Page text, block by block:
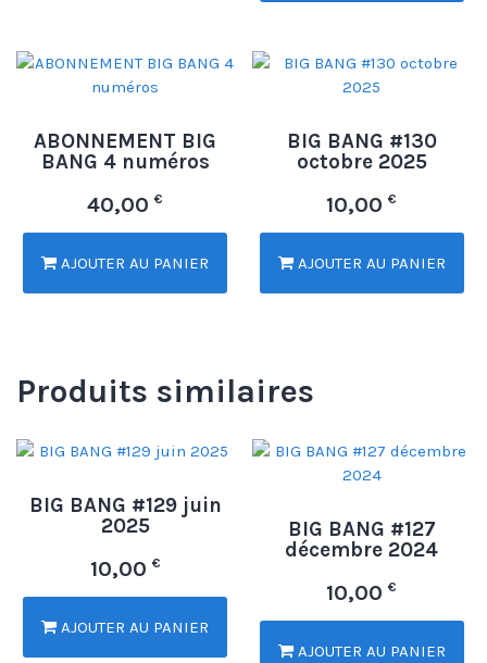
ABONNEMENT BIG
BANG 4 numéros
40,00€
AJOUTER AU PANIER
BIG BANG #130
octobre 2025
10,00€
AJOUTER AU PANIER
Produits similaires
BIG BANG #129 juin
2025
10,00 €
AJOUTER AU PANIER
BIG BANG #127
décembre 2024
10,00€
AJOUTER AU PANIER